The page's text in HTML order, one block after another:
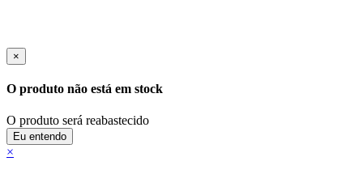
×
O produto não está em stock
O produto será reabastecido
Eu entendo
×